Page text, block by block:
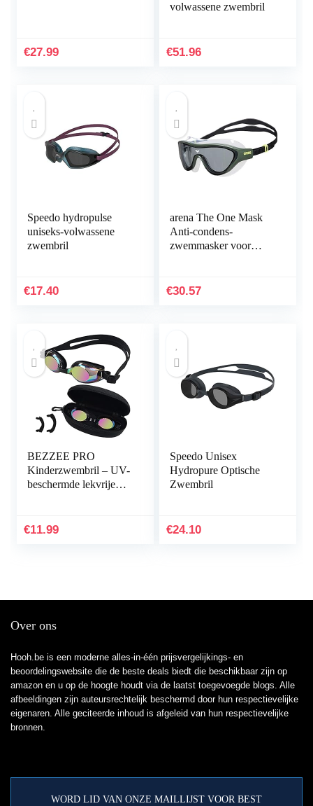
€27.99
volwassene zwembril
€51.96
Speedo hydropulse
uniseks-volwassene
zwembril
€17.40
arena The One Mask
Anti-condens-
zwemmasker voor
glazen, uv-
€30.57
BEZZEE PRO
Kinderzwembril – UV-
beschermde lekvrije
en 3 verwisselbare…
€11.99
Speedo Unisex
Hydropure Optische
Zwembril
€24.10
Over ons
Hooh.be is een moderne alles-in-één prijsvergelijkings- en
beoordelingswebsite die de beste deals biedt die beschikbaar zijn op
amazon en u op de hoogte houdt via de laatst toegevoegde blogs. Alle
afbeeldingen zijn auteursrechtelijk beschermd door hun respectievelijke
eigenaren. Alle geciteerde inhoud is afgeleid van hun respectievelijke
bronnen.
WORD LID VAN ONZE MAILLIJST VOOR BEST